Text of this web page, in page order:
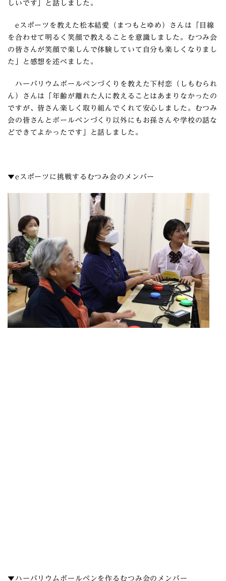
しいです」と話しました。
eスポーツを教えた松本結愛（まつもとゆめ）さんは「目線
を合わせて明るく笑顔で教えることを意識しました。むつみ会
の皆さんが笑顔で楽しんで体験していて自分も楽しくなりまし
た」と感想を述べました。
ハーバリウムボールペンづくりを教えた下村恋（しもむられ
ん）さんは「年齢が離れた人に教えることはあまりなかったの
ですが、皆さん楽しく取り組んでくれて安心しました。むつみ
会の皆さんとボールペンづくり以外にもお孫さんや学校の話な
どできてよかったです」と話しました。
▼eスポーツに挑戦するむつみ会のメンバー
▼ハーバリウムボールペンを作るむつみ会のメンバー